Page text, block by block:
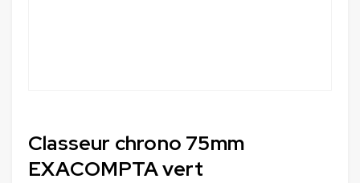
Classeur chrono 75mm
EXACOMPTA vert